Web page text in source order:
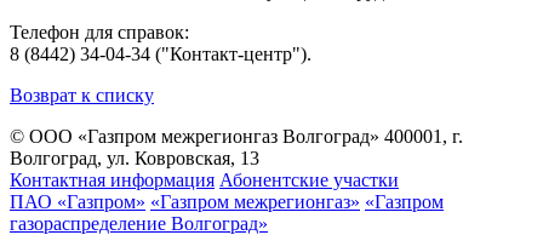
Телефон для справок:
8 (8442) 34-04-34 ("Контакт-центр").
Возврат к списку
© ООО «Газпром межрегионгаз Волгоград» 400001, г.
Волгоград, ул. Ковровская, 13
Контактная информация Абонентские участки
ПАО «Газпром» «Газпром межрегионгаз» «Газпром
газораспределение Волгоград»